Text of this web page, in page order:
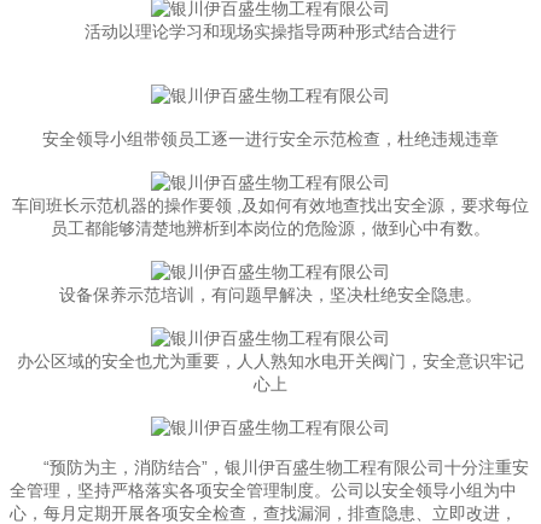
活动以理论学习和现场实操指导两种形式结合进行
安全领导小组带领员工逐一进行安全示范检查，杜绝违规违章
车间班长示范机器的操作要领 ,及如何有效地查找出安全源，要求每位
员工都能够清楚地辨析到本岗位的危险源，做到心中有数。
设备保养示范培训，有问题早解决，坚决杜绝安全隐患。
办公区域的安全也尤为重要，人人熟知水电开关阀门，安全意识牢记
心上
“预防为主，消防结合”，银川伊百盛生物工程有限公司十分注重安
全管理，坚持严格落实各项安全管理制度。公司以安全领导小组为中
心，每月定期开展各项安全检查，查找漏洞，排查隐患、立即改进，